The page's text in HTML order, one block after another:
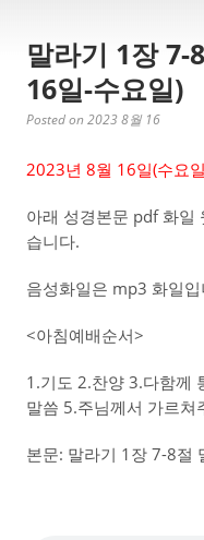
말라기 1장 7-
16일-수요일)
Posted on 2023 8월 16
2023년 8월 16일(수요
아래 성경본문 pdf 화일
습니다.
음성화일은 mp3 화일입
<아침예배순서>
1.기도 2.찬양 3.다함께
말씀 5.주님께서 가르
본문: 말라기 1장 7-8절